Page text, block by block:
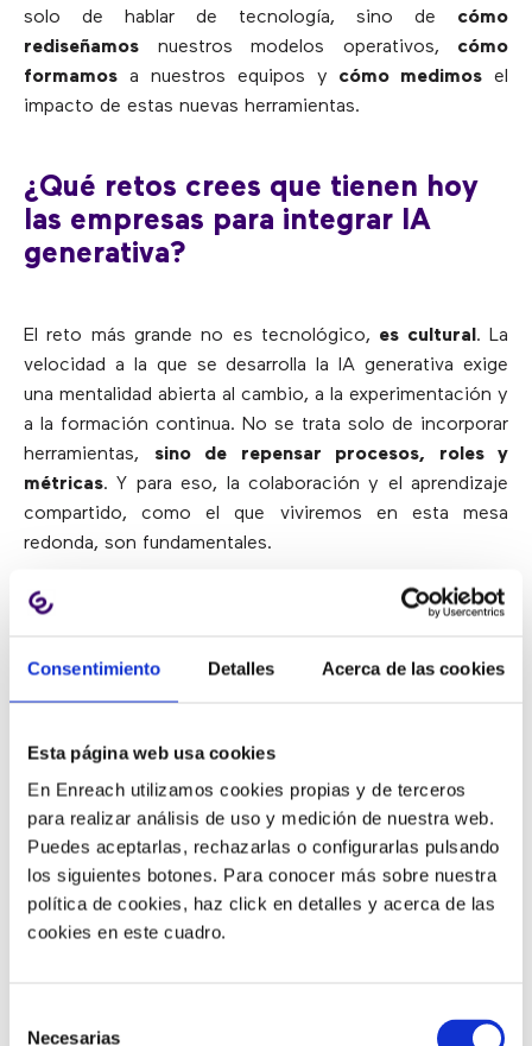
Consentimiento Detalles Acerca de las cookies
Esta página web usa cookies
En Enreach utilizamos cookies propias y de terceros
para realizar análisis de uso y medición de nuestra web.
Puedes aceptarlas, rechazarlas o configurarlas pulsando
los siguientes botones. Para conocer más sobre nuestra
política de cookies, haz click en detalles y acerca de las
cookies en este cuadro.
Necesarias
solo de hablar de tecnología, sino de cómo
rediseñamos nuestros modelos operativos, cómo
formamos a nuestros equipos y cómo medimos el
impacto de estas nuevas herramientas.
¿Qué retos crees que tienen hoy
las empresas para integrar IA
generativa?
El reto más grande no es tecnológico, es cultural . La
velocidad a la que se desarrolla la IA generativa exige
una mentalidad abierta al cambio, a la experimentación y
a la formación continua. No se trata solo de incorporar
herramientas, sino de repensar procesos, roles y
métricas. Y para eso, la colaboración y el aprendizaje
compartido, como el que viviremos en esta mesa
redonda, son fundamentales.
¿A quién recomendarías
especialmente asistir a esta mesa
experiencia de cliente o transformación digital. Pero
también a quienes tienen curiosidad por entender cómo
la IA puede aplicarse de forma tangible y rentable en sus
organizaciones.
MAYO EN EXPOCONTACT